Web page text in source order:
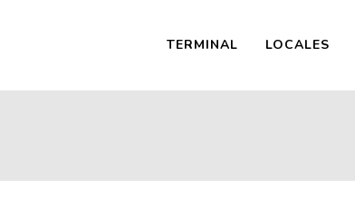
TERMINAL LOCALES